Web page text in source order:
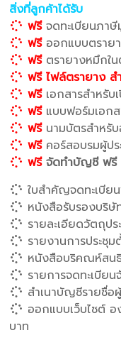
สิ่งที่ลูกค้าได้รับ
ฟรีจดทะเบียนภาษี
ฟรีออกแบบตราย
ฟรีตรายางหมึกใ
ฟรี ไฟล์ตรายาง ส
ฟรีเอกสารสำหรับ
ฟรีแบบฟอร์มเอก
ฟรีนามบัตรสำหรั
ฟรีคอร์สอบรมผู้ป
ฟรี จัดทำบัญชี ฟรี
ใบสำคัญจดทะเบี
หนังสือรับรองบริษั
รายละเอียดวัตถุป
รายงานการประชุ
หนังสือบริคณห์สน
รายการจดทะเบีย
สำเนาบัญชีรายชื่อ
ออกแบบเว็บไซต์
บาท